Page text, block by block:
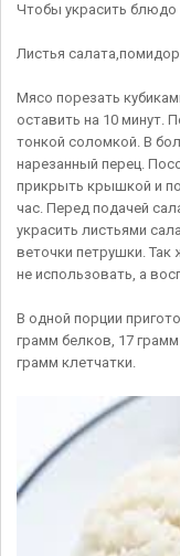
Чтобы украсить блюдо
Листья
Мясо порезать
оставить на 10 минут.
тонкой соломкой. В
нарезанный перец.
прикрыть крышкой и
час. Перед подачей
украсить листьями
веточки петрушки. Так
не использовать, а
В одной порции
грамм белков, 17
грамм клетчатки.